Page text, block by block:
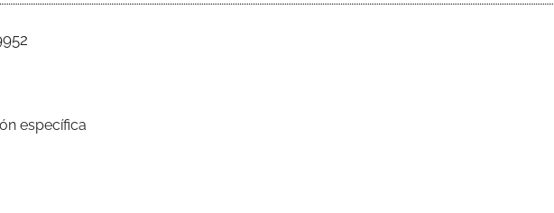
específica